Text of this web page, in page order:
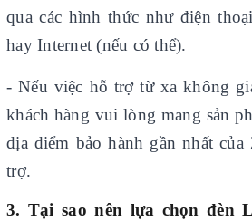
qua các hình thức như điện
hay Internet (nếu có thể).
- Nếu việc hỗ trợ từ xa không
khách hàng vui lòng mang sản
địa điểm bảo hành gần nhất
trợ.
3. Tại sao nên lựa chọn đèn